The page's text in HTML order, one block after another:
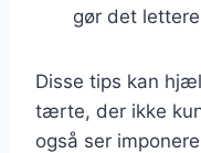
gør det
Disse tips kan
tærte, der ikke
også ser